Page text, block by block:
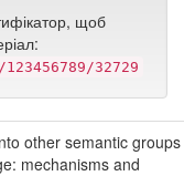
щоб
32729
other semantic groups
mechanisms and